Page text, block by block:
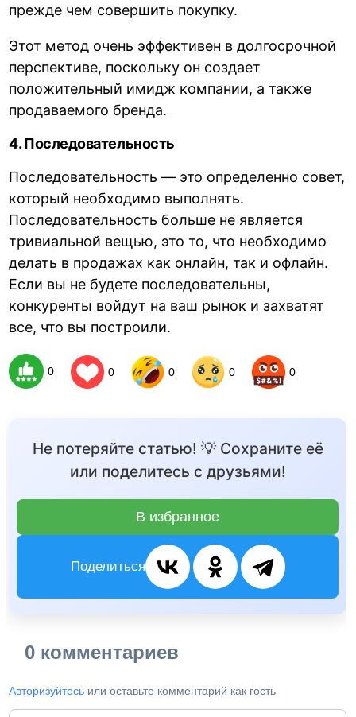
прежде чем совершить покупку.
Этот метод очень эффективен в долгосрочной
перспективе, поскольку он создает
положительный имидж компании, а также
продаваемого бренда.
4. Последовательность
Последовательность — это определенно совет,
который необходимо выполнять.
Последовательность больше не является
тривиальной вещью, это то, что необходимо
делать в продажах как онлайн, так и офлайн.
Если вы не будете последовательны,
конкуренты войдут на ваш рынок и захватят
все, что вы построили.
0 0 0 0 0
Не потеряйте статью! 💡 Сохраните её
или поделитесь с друзьями!
В избранное
Поделиться
0 комментариев
Авторизуйтесь или оставьте комментарий как гость